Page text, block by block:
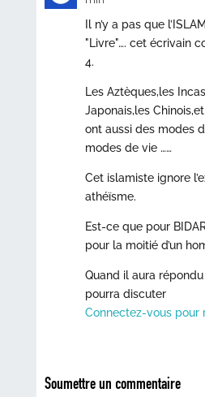
Il n’y a pas que
"Livre"…. cet écrivain
4.
Les Aztèques,les
Japonais,les
ont aussi des modes
modes de vie ……
Cet islamiste ignore
athéïsme.
Est-ce que pour
pour la moitié d’un
Quand il aura
pourra discuter
Connectez-vous pour
Soumettre un commentaire